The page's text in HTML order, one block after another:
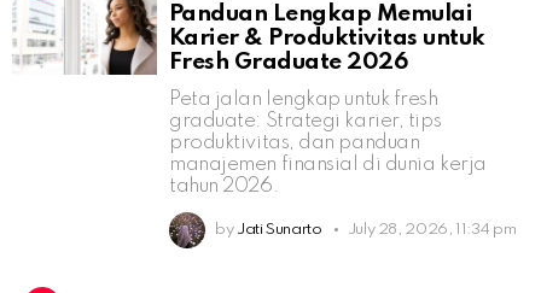
Panduan Lengkap Memulai
Karier & Produktivitas untuk
Fresh Graduate 2026
Peta jalan lengkap untuk fresh
graduate: Strategi karier, tips
produktivitas, dan panduan
manajemen finansial di dunia kerja
tahun 2026.
by Jati Sunarto July 28, 2026, 11:34 pm